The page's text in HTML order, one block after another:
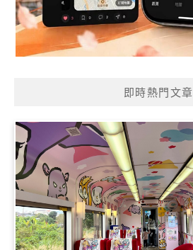
即時熱門文章